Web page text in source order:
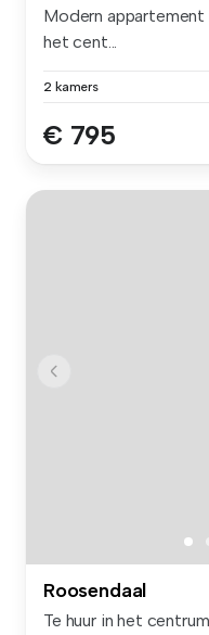
Modern appartement
het cent...
2 kamers
€ 795
Roosendaal
Te huur in het